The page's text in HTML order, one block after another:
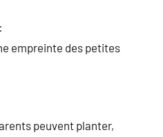
empreinte des petites
peuvent planter,